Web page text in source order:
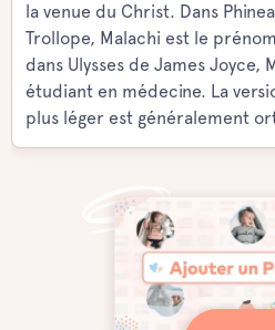
la venue du Christ. Dans
Trollope, Malachi est le
dans Ulysses de James Joyce,
étudiant en médecine. La
plus léger est généralement